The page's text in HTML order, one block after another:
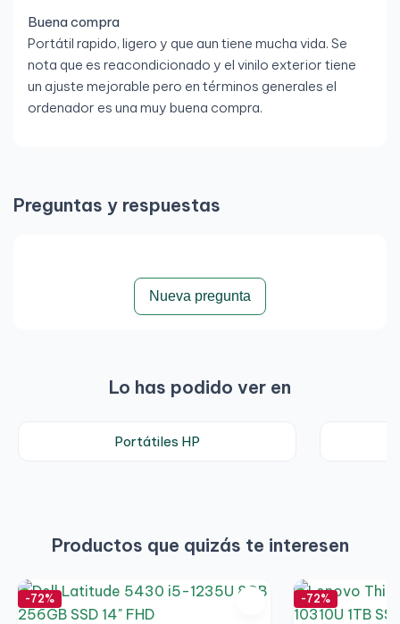
Buena compra
Portátil rapido, ligero y que aun tiene mucha vida. Se
nota que es reacondicionado y el vinilo exterior tiene
un ajuste mejorable pero en términos generales el
ordenador es una muy buena compra.
Preguntas y respuestas
Nueva pregunta
Lo has podido ver en
Portátiles HP
Productos que quizás te interesen
-72% -72%